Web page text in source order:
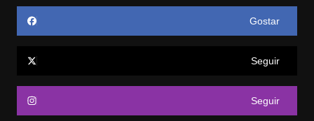
Gostar
Seguir
Seguir